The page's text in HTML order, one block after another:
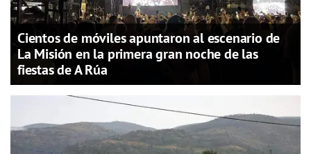
Cientos de móviles apuntaron al escenario de
La Misión en la primera gran noche de las
fiestas de A Rúa